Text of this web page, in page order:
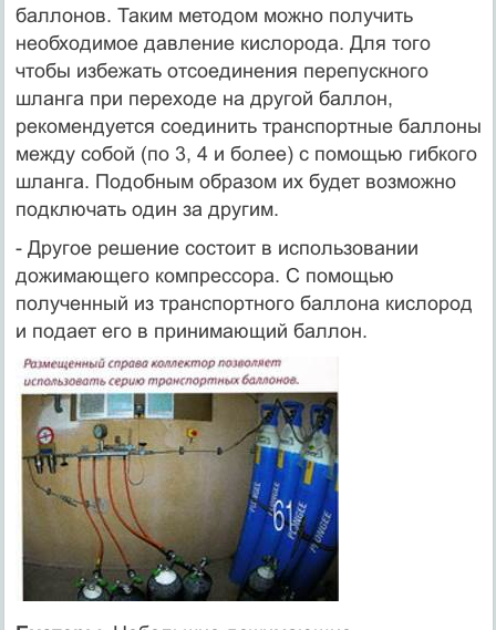
баллонов. Таким методом можно получить
необходимое давление кислорода. Для того
чтобы избежать отсоединения перепускного
шланга при переходе на другой баллон,
рекомендуется соединить транспортные баллоны
между собой (по 3, 4 и более) с помощью гибкого
шланга. Подобным образом их будет возможно
подключать один за другим.
- Другое решение состоит в использовании
дожимающего компрессора. С помощью
полученный из транспортного баллона кислород
и подает его в принимающий баллон.